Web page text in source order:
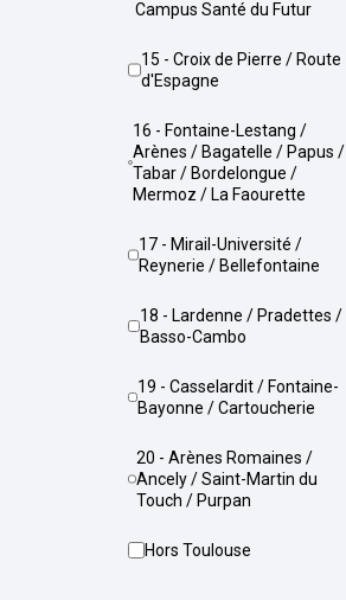
Campus Santé du Futur
15 - Croix de Pierre / Route
d'Espagne
16 - Fontaine-Lestang /
Arènes / Bagatelle / Papus /
Tabar / Bordelongue /
Mermoz / La Faourette
17 - Mirail-Université /
Reynerie / Bellefontaine
18 - Lardenne / Pradettes /
Basso-Cambo
19 - Casselardit / Fontaine-
Bayonne / Cartoucherie
20 - Arènes Romaines /
Ancely / Saint-Martin du
Touch / Purpan
Hors Toulouse